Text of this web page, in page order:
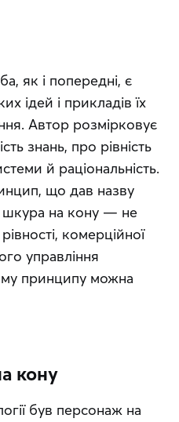
як і попередні, є
ідей і прикладів їх
Автор розмірковує
знань, про рівність
й раціональність.
що дав назву
шкура на кону — не
комерційної
управління
принципу можна
кону
був персонаж на